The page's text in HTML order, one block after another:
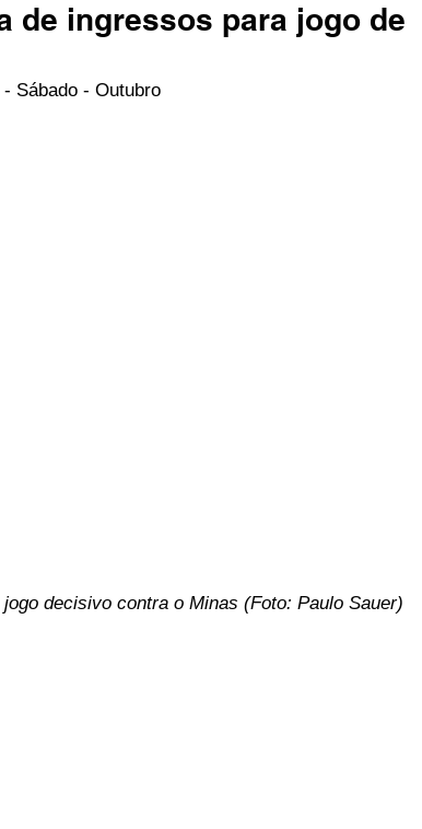
de ingressos para jogo de
Sábado - Outubro
decisivo contra o Minas (Foto: Paulo Sauer)